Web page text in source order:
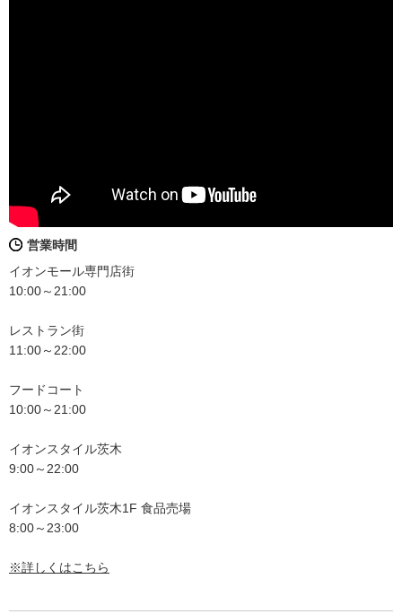
営業時間
イオンモール専門店街
10:00～21:00
レストラン街
11:00～22:00
フードコート
10:00～21:00
イオンスタイル茨木
9:00～22:00
イオンスタイル茨木1F 食品売場
8:00～23:00
※詳しくはこちら